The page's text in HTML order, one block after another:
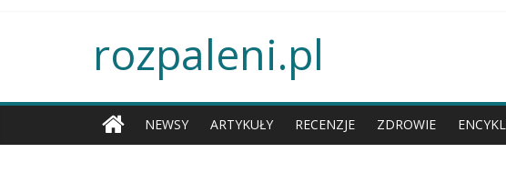
rozpaleni.pl
NEWSY ARTYKUŁY RECENZJE ZDROWIE